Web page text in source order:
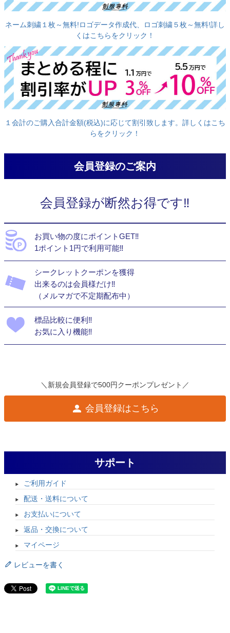
ネーム刺繍１枚～無料!ロゴデータ作成代、ロゴ刺繍５枚～無料!詳し
くはこちらをクリック！
１会計のご購入合計金額(税込)に応じて割引致します。詳しくはこち
らをクリック！
会員登録のご案内
会員登録が断然お得です‼
お買い物の度にポイントGET‼
1ポイント1円で利用可能‼
シークレットクーポンを獲得
出来るのは会員様だけ‼
（メルマガで不定期配布中）
標品比較に便利‼
お気に入り機能‼
＼新規会員登録で500円クーポンプレゼント／
会員登録はこちら
サポート
ご利用ガイド
配送・送料について
お支払いについて
返品・交換について
マイページ
レビューを書く